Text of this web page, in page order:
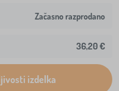
Začasno razprodano
36,20 €
izdelka